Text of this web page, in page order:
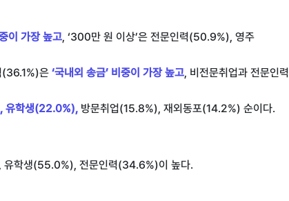
이 가장 높고, ‘300만 원 이상’은 전문인력(50.9%), 영주
(36.1%)은 ‘국내외 송금’ 비중이 가장 높고, 비전문취업과 전문인력
, 유학생(22.0%), 방문취업(15.8%), 재외동포(14.2%) 순이다.
유학생(55.0%), 전문인력(34.6%)이 높다.